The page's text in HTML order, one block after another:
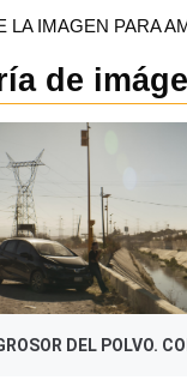
LA IMAGEN PARA
de
DEL POLVO.